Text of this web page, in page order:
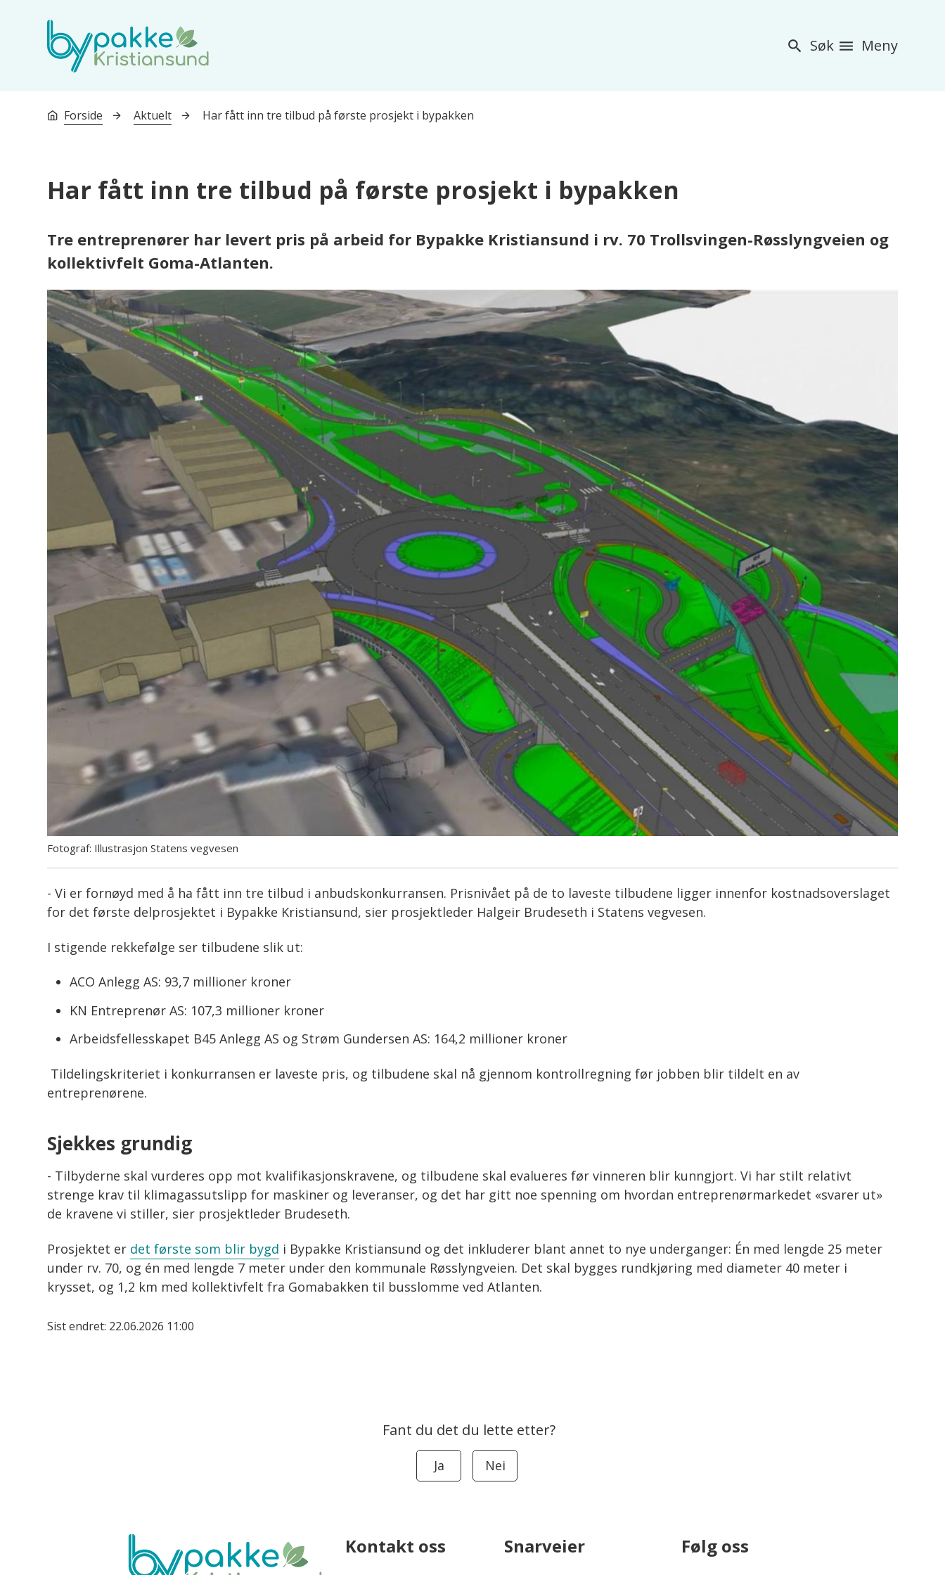
Bypakke Kristiansund
Søk Meny
Du er her:
Forside Aktuelt Har fått inn tre tilbud på første prosjekt i bypakken
Har fått inn tre tilbud på første prosjekt i bypakken
Tre entreprenører har levert pris på arbeid for Bypakke Kristiansund i rv. 70 Trollsvingen-Røsslyngveien og
kollektivfelt Goma-Atlanten.
Illustrasjon Statens vegvesen
- Vi er fornøyd med å ha fått inn tre tilbud i anbudskonkurransen. Prisnivået på de to laveste tilbudene ligger innenfor kostnadsoverslaget
for det første delprosjektet i Bypakke Kristiansund, sier prosjektleder Halgeir Brudeseth i Statens vegvesen.
I stigende rekkefølge ser tilbudene slik ut:
ACO Anlegg AS: 93,7 millioner kroner
KN Entreprenør AS: 107,3 millioner kroner
Arbeidsfellesskapet B45 Anlegg AS og Strøm Gundersen AS: 164,2 millioner kroner
Tildelingskriteriet i konkurransen er laveste pris, og tilbudene skal nå gjennom kontrollregning før jobben blir tildelt en av
entreprenørene.
Sjekkes grundig
- Tilbyderne skal vurderes opp mot kvalifikasjonskravene, og tilbudene skal evalueres før vinneren blir kunngjort. Vi har stilt relativt
strenge krav til klimagassutslipp for maskiner og leveranser, og det har gitt noe spenning om hvordan entreprenørmarkedet «svarer ut»
de kravene vi stiller, sier prosjektleder Brudeseth.
Prosjektet er det første som blir bygd i Bypakke Kristiansund og det inkluderer blant annet to nye underganger: Én med lengde 25 meter
under rv. 70, og én med lengde 7 meter under den kommunale Røsslyngveien. Det skal bygges rundkjøring med diameter 40 meter i
krysset, og 1,2 km med kollektivfelt fra Gomabakken til busslomme ved Atlanten.
Sist endret 22.06.2026 11:00
Fant du det du lette etter?
Ja Nei
Kontakt oss Snarveier Følg oss